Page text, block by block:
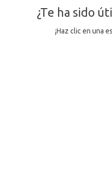
¿Te ha sido
¡Haz clic en una